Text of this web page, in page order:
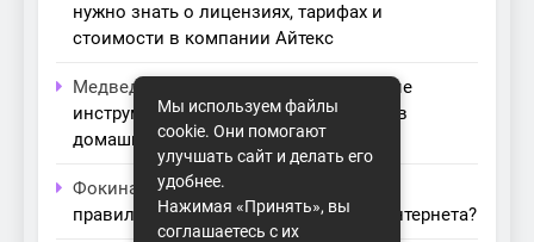
нужно знать о лицензиях, тарифах и
стоимости в компании Айтекс
Медведева Амалия
Основные
инструменты для создания серверов в
домашних условиях
Фокина Невак записи
правильный модем для домашнего интернета?
Мы используем файлы
cookie. Они помогают
улучшать сайт и делать его
удобнее.
Нажимая «Принять», вы
соглашаетесь с их